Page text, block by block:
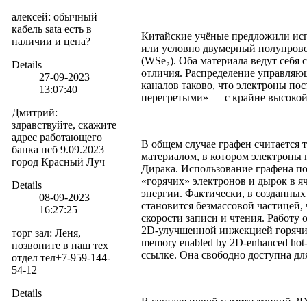
алексей: обычный
кабель sata есть в
наличии и цена?
Details
27-09-2023
13:07:40
Дмитрий:
здравствуйте, скажите
адрес работающего
банка псб 9.09.2023
город Красный Луч
Details
08-09-2023
16:27:25
торг зал: Леня,
позвоните в наш тех
отдел тел+7-959-144-
54-12
Details
Китайские учёные предложили
или условно двумерный
(WSe₂). Оба материала ведут
отличия. Распределение
каналов таково, что электроны
перегретыми» — с крайне
В общем случае графен считается
материалом, в котором
Дирака. Использование графена
«горячих» электронов и дырок в
энергии. Фактически, в
становится безмассовой
скорости записи и чтения.
2D-улучшенной инжекцией
memory enabled by 2D-enhanced
ссылке. Она свободно доступна